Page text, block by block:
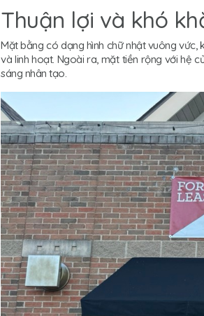
Thuận lợi và khó
Mặt bằng có dạng hình chữ nhật vuông
và linh hoạt. Ngoài ra, mặt tiền rộng với hệ
sáng nhân tạo.